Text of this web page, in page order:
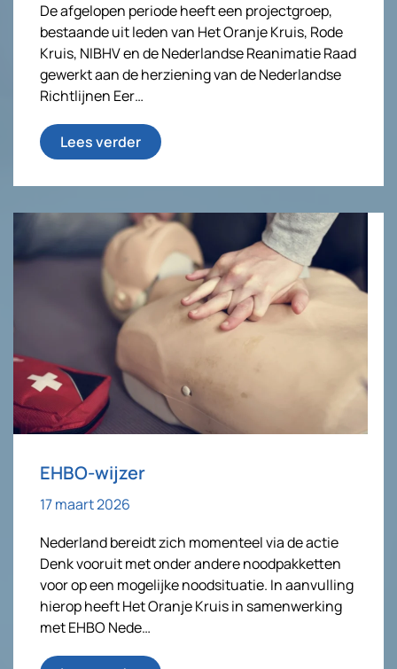
De afgelopen periode heeft een projectgroep,
bestaande uit leden van Het Oranje Kruis, Rode
Kruis, NIBHV en de Nederlandse Reanimatie Raad
gewerkt aan de herziening van de Nederlandse
Richtlijnen Eer…
Lees verder
EHBO-wijzer
17 maart 2026
Nederland bereidt zich momenteel via de actie
Denk vooruit met onder andere noodpakketten
voor op een mogelijke noodsituatie. In aanvulling
hierop heeft Het Oranje Kruis in samenwerking
met EHBO Nede…